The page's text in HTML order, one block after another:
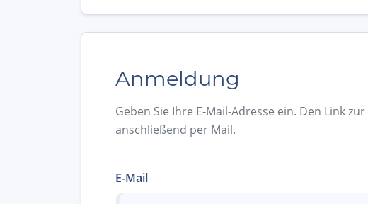
Anmeldung
Geben Sie Ihre E-Mail-Adresse ein. Den Link
anschließend per Mail.
E-Mail